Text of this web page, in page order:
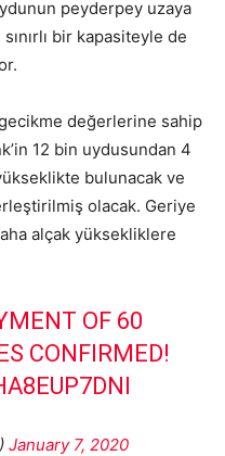
peyderpey uzaya
bir kapasiteyle de
değerlerine sahip
12 bin uydusundan 4
bulunacak ve
olacak. Geriye
alçak yüksekliklere
OF 60
CONFIRMED!
January 7, 2020